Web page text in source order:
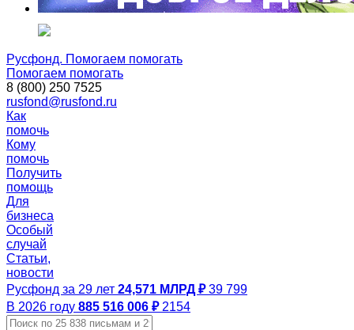
Русфонд. Помогаем помогать
Помогаем помогать
8 (800) 250 7525
rusfond@rusfond.ru
Как
помочь
Кому
помочь
Получить
помощь
Для
бизнеса
Особый
случай
Статьи,
новости
Русфонд за 29 лет 24,571 МЛРД ₽ 39 799
В 2026 году 885 516 006 ₽ 2154